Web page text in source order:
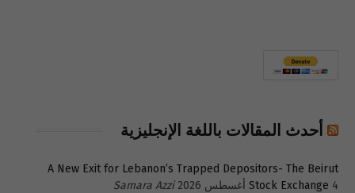
أحدث المقالات باللغة الإنجليزية
A New Exit for Lebanon’s Trapped Depositors- The Beirut
Stock Exchange 4 أغسطس 2026
Samara Azzi